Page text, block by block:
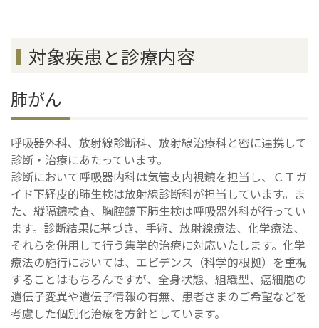
対象疾患と診療内容
肺がん
呼吸器外科、放射線診断科、放射線治療科と密に連携して
診断・治療にあたっています。
診断において呼吸器内科は気管支内視鏡を担当し、ＣＴガ
イド下経皮的肺生検は放射線診断科が担当しています。ま
た、縦隔鏡検査、胸腔鏡下肺生検は呼吸器外科が行ってい
ます。診断結果に基づき、手術、放射線療法、化学療法、
それらを併用して行う集学的治療に対応いたします。化学
療法の施行においては、エビデンス（科学的根拠）を重視
することはもちろんですが、全身状態、組織型、癌細胞の
遺伝子変異や遺伝子情報の有無、患者さまのご希望などを
考慮した個別化治療を方針としています。